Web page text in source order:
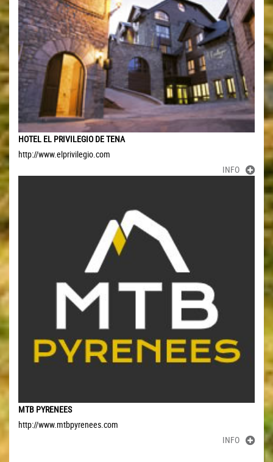
HOTEL EL PRIVILEGIO DE TENA
http://www.elprivilegio.com
INFO
MTB PYRENEES
http://www.mtbpyrenees.com
INFO